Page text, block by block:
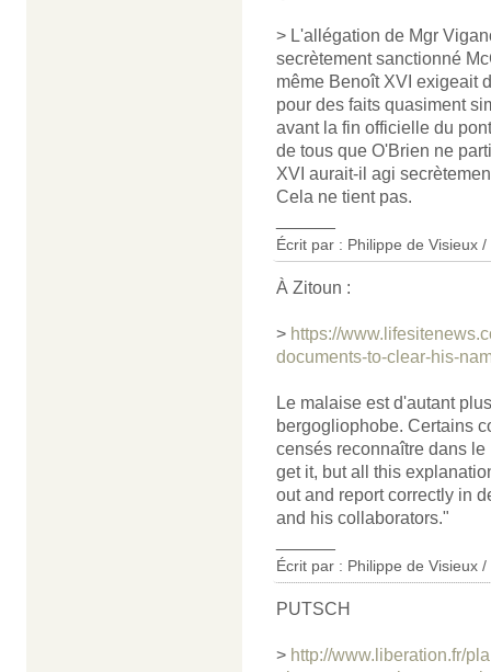
> L'allégation de Mgr
secrètement sanctionné
même Benoît XVI exigeait
pour des faits quasiment
avant la fin officielle du
de tous que O'Brien ne
XVI aurait-il agi
Cela ne tient pas.
Écrit par : Philippe de Visieux
À Zitoun :
> https://
documents-to-clear-his-
Le malaise est d'autant
bergogliophobe. Certains
censés reconnaître dans
get it, but all this
out and report correctly in
and his collaborators."
Écrit par : Philippe de Visieux
PUTSCH
> http://www.liberation.fr/